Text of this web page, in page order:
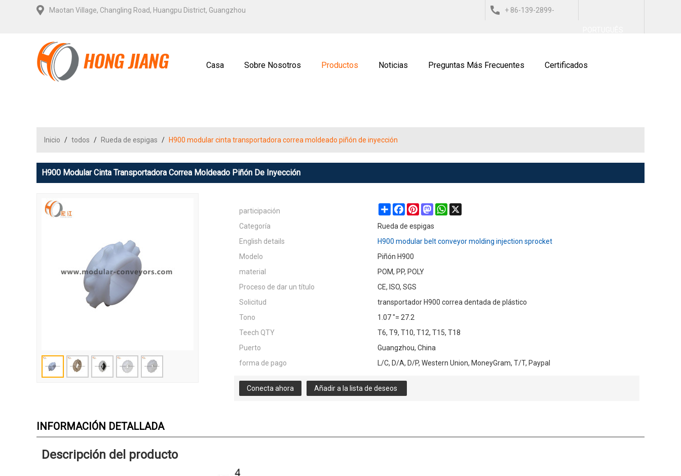
Maotan Village, Changling Road, Huangpu District, Guangzhou + 86-139-2899-
Casa Sobre Nosotros Productos Noticias Preguntas Más Frecuentes Certificados
Inicio / todos / Rueda de espigas / H900 modular cinta transportadora correa moldeado piñón de inyección
H900 Modular Cinta Transportadora Correa Moldeado Piñón De Inyección
participación ShareFacebookPinterestMastodonWhatsApp
Categoría
Rueda de espigas
English details
H900 modular belt conveyor molding injection sprocket
Modelo
Piñón H900
material
POM, PP, POLY
Proceso de dar un título
CE, ISO, SGS
Solicitud
transportador H900 correa dentada de plástico
Tono
1.07 "= 27.2
Teech QTY
T6, T9, T10, T12, T15, T18
Puerto
Guangzhou, China
forma de pago
L/C, D/A, D/P, Western Union, MoneyGram, T/T, Paypal
Conecta ahora Añadir a la lista de deseos
INFORMACIÓN DETALLADA
Descripción del producto